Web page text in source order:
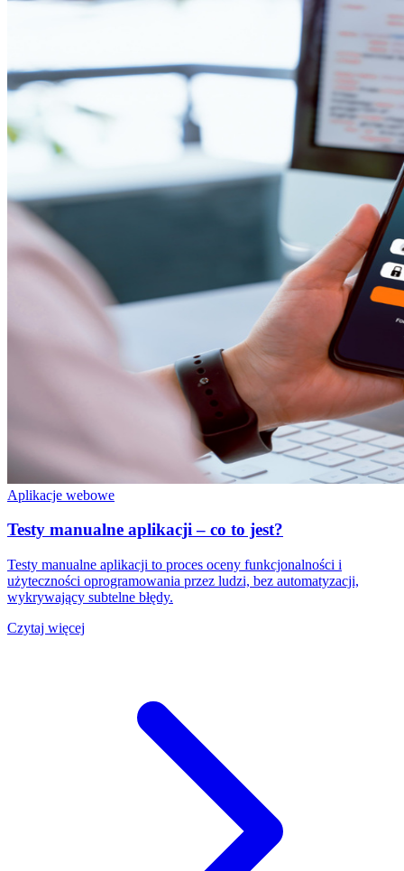
Aplikacje webowe
Testy manualne aplikacji – co to jest?
Testy manualne aplikacji to proces oceny funkcjonalności i
użyteczności oprogramowania przez ludzi, bez automatyzacji,
wykrywający subtelne błędy.
Czytaj więcej